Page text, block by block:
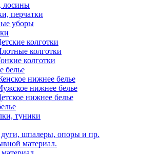
лосины
перчатки
уборы
колготки
колготки
колготки
белье
нижнее белье
нижнее белье
нижнее белье
туники
шпалеры, опоры и пр.
материал.